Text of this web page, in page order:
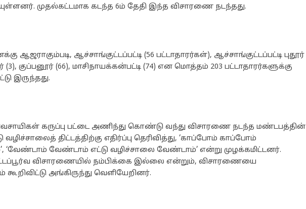
முதல்கட்டமாக கடந்த 6ம் தேதி இந்த விசாரணை நடந்தது.
ஆஜராகும்படி, ஆச்சாங்குட்டப்பட்டி (56 பட்டாதாரர்கள்), ஆச்சாங்குட்டப்பட்டி புதூர்
குப்பனூர் (66), மாசிநாயக்கன்பட்டி (74) என மொத்தம் 203 பட்டாதாரர்களுக்கு
இருந்தது.
கருப்பு பட்டை அணிந்து கொண்டு வந்து விசாரணை நடந்த மண்டபத்தின்
வழிச்சாலைத் திட்டத்திற்கு எதிர்ப்பு தெரிவித்து, ‘காப்போம் காப்போம்
‘வேண்டாம் வேண்டாம் எட்டு வழிச்சாலை வேண்டாம்’ என்று முழக்கமிட்டனர்.
விசாரணையில் நம்பிக்கை இல்லை என்றும், விசாரணையை
அங்கிருந்து வெளியேறினர்.